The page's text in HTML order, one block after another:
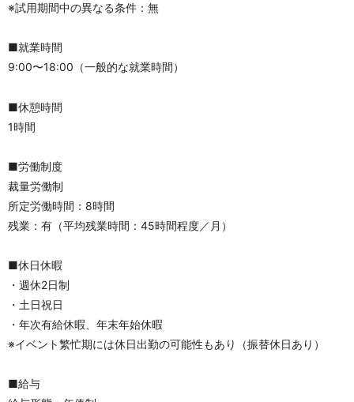
※試用期間中の異なる条件：無
■就業時間
9:00〜18:00（一般的な就業時間）
■休憩時間
1時間
■労働制度
裁量労働制
所定労働時間：8時間
残業：有（平均残業時間：45時間程度／月）
■休日休暇
・週休2日制
・土日祝日
・年次有給休暇、年末年始休暇
※イベント繁忙期には休日出勤の可能性もあり（振替休日あり）
■給与